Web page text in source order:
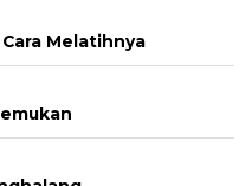
Melatihnya